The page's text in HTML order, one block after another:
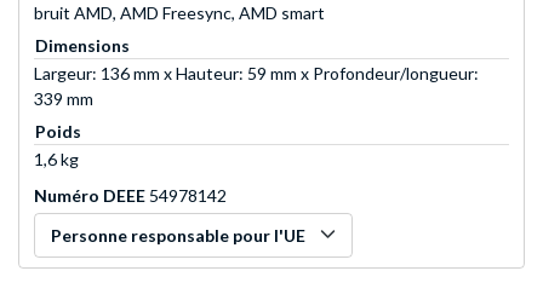
bruit AMD, AMD Freesync, AMD smart
Dimensions
Largeur: 136 mm x Hauteur: 59 mm x Profondeur/longueur:
339 mm
Poids
1,6 kg
Numéro DEEE 54978142
Personne responsable pour l'UE